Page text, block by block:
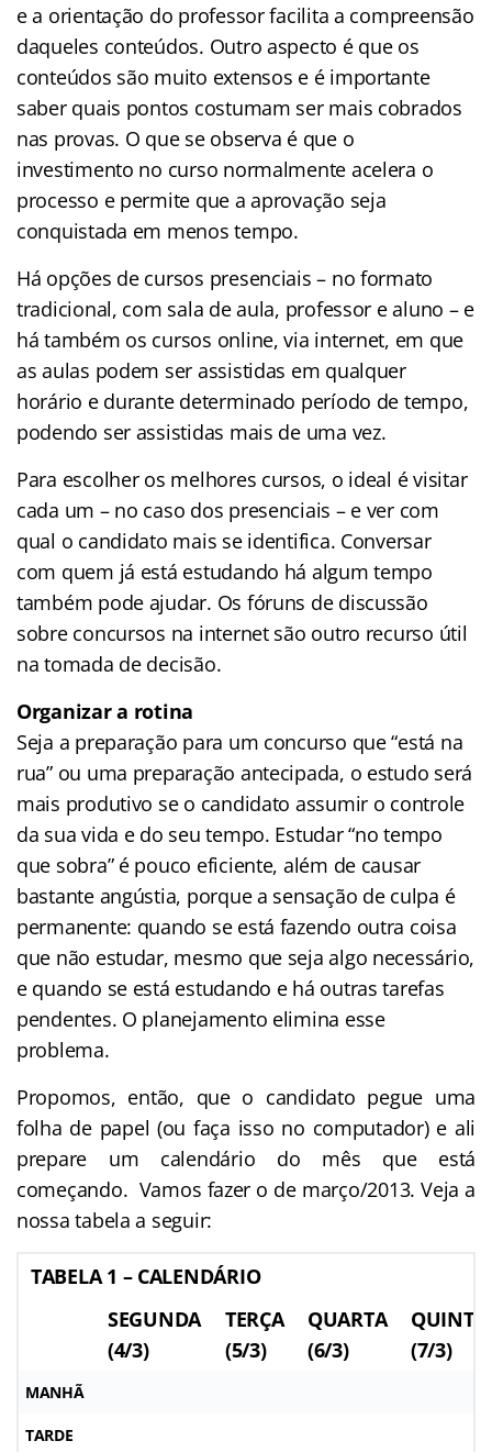
e a orientação do professor facilita a compreensão
daqueles conteúdos. Outro aspecto é que os
conteúdos são muito extensos e é importante
saber quais pontos costumam ser mais cobrados
nas provas. O que se observa é que o
investimento no curso normalmente acelera o
processo e permite que a aprovação seja
conquistada em menos tempo.
Há opções de cursos presenciais – no formato
tradicional, com sala de aula, professor e aluno – e
há também os cursos online, via internet, em que
as aulas podem ser assistidas em qualquer
horário e durante determinado período de tempo,
podendo ser assistidas mais de uma vez.
Para escolher os melhores cursos, o ideal é visitar
cada um – no caso dos presenciais – e ver com
qual o candidato mais se identifica. Conversar
com quem já está estudando há algum tempo
também pode ajudar. Os fóruns de discussão
sobre concursos na internet são outro recurso útil
na tomada de decisão.
Organizar a rotina
Seja a preparação para um concurso que “está na
rua” ou uma preparação antecipada, o estudo será
mais produtivo se o candidato assumir o controle
da sua vida e do seu tempo. Estudar “no tempo
que sobra” é pouco eficiente, além de causar
bastante angústia, porque a sensação de culpa é
permanente: quando se está fazendo outra coisa
que não estudar, mesmo que seja algo necessário,
e quando se está estudando e há outras tarefas
pendentes. O planejamento elimina esse
problema.
Propomos, então, que o candidato pegue uma
folha de papel (ou faça isso no computador) e ali
prepare um calendário do mês que está
começando. Vamos fazer o de março/2013. Veja a
nossa tabela a seguir:
TABELA 1 – CALENDÁRIO
SEGUNDA
(4/3)
TERÇA
(5/3)
QUARTA
(6/3)
QUINTA
(7/3)
MANHÃ
TARDE